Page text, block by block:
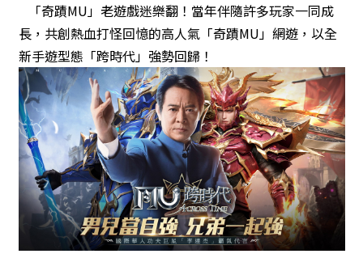
「奇蹟MU」老遊戲迷樂翻！當年伴隨許多玩家一同成
長，共創熱血打怪回憶的高人氣「奇蹟MU」網遊，以全
新手遊型態「跨時代」強勢回歸！